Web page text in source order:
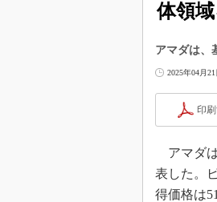
体領
アマダは、
2025年04月
印
アマダは
表した。
得価格は